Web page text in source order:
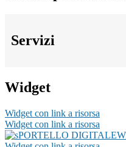
Servizi
Widget
Widget con link a risorsa
Widget con link a risorsa